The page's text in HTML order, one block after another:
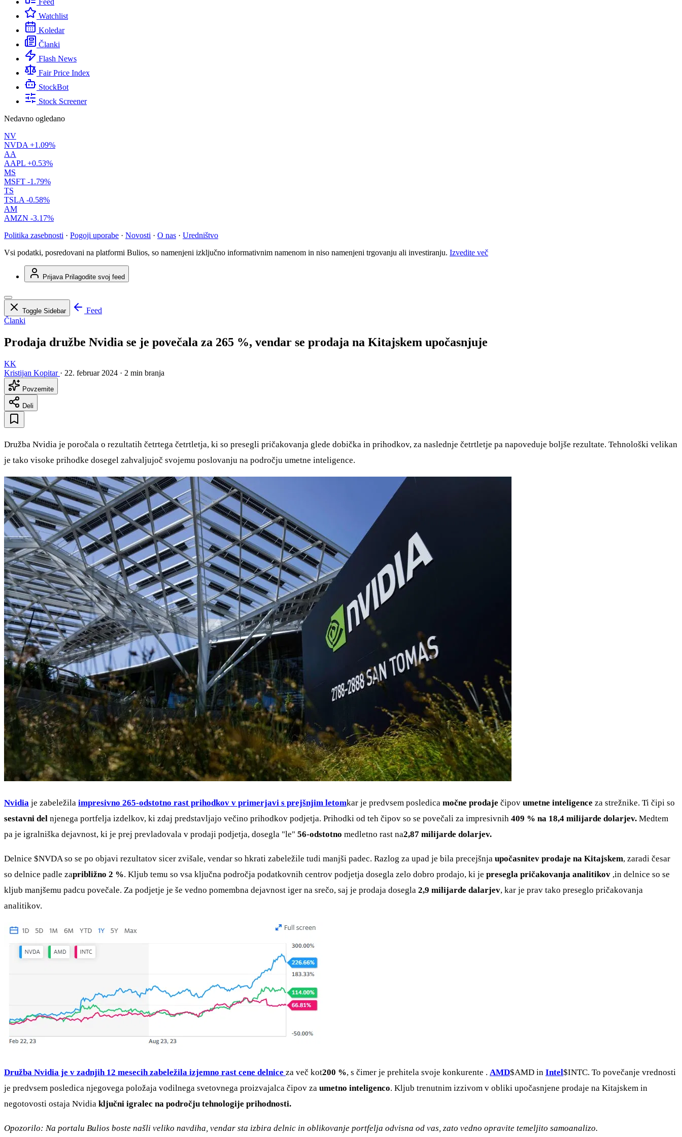
Feed
Watchlist
Koledar
Članki
Flash News
Fair Price Index
StockBot
Stock Screener
Nedavno ogledano
NV
NVDA +1.09%
AA
AAPL +0.53%
MS
MSFT -1.79%
TS
TSLA -0.58%
AM
AMZN -3.17%
Politika zasebnosti · Pogoji uporabe · Novosti · O nas · Uredništvo
Vsi podatki, posredovani na platformi Bulios, so namenjeni izključno informativnim namenom in niso namenjeni trgovanju ali investiranju. Izvedite več
Prijava Prilagodite svoj feed
Toggle Sidebar
Feed
Članki
Prodaja družbe Nvidia se je povečala za 265 %, vendar se prodaja na Kitajskem upočasnjuje
KK
Kristijan Kopitar · 22. februar 2024 · 2 min branja
Povzemite
Deli
Družba Nvidia je poročala o rezultatih četrtega četrtletja, ki so presegli pričakovanja glede dobička in prihodkov, za naslednje četrtletje pa napoveduje boljše rezultate. Tehnološki velikan
je tako visoke prihodke dosegel zahvaljujoč svojemu poslovanju na področju umetne inteligence.
Nvidia je zabeležila impresivno 265-odstotno rast prihodkov v primerjavi s prejšnjim letomkar je predvsem posledica močne prodaje čipov umetne inteligence za strežnike. Ti čipi so
sestavni del njenega portfelja izdelkov, ki zdaj predstavljajo večino prihodkov podjetja. Prihodki od teh čipov so se povečali za impresivnih 409 % na 18,4 milijarde dolarjev. Medtem
pa je igralniška dejavnost, ki je prej prevladovala v prodaji podjetja, dosegla "le" 56-odstotno medletno rast na2,87 milijarde dolarjev.
Delnice $NVDAso se po objavi rezultatov sicer zvišale, vendar so hkrati zabeležile tudi manjši padec. Razlog za upad je bila precejšnja upočasnitev prodaje na Kitajskem, zaradi česar
so delnice padle zapribližno 2 %. Kljub temu so vsa ključna področja podatkovnih centrov podjetja dosegla zelo dobro prodajo, ki je presegla pričakovanja analitikov ,in delnice so se
kljub manjšemu padcu povečale. Za podjetje je še vedno pomembna dejavnost iger na srečo, saj je prodaja dosegla 2,9 milijarde dalarjev, kar je prav tako preseglo pričakovanja
analitikov.
Družba Nvidia je v zadnjih 12 mesecih zabeležila izjemno rast cene delnice za več kot200 %, s čimer je prehitela svoje konkurente . AMD$AMD in Intel$INTC. To povečanje vrednosti
je predvsem posledica njegovega položaja vodilnega svetovnega proizvajalca čipov za umetno inteligenco. Kljub trenutnim izzivom v obliki upočasnjene prodaje na Kitajskem in
negotovosti ostaja Nvidia ključni igralec na področju tehnologije prihodnosti.
Opozorilo: Na portalu Bulios boste našli veliko navdiha, vendar sta izbira delnic in oblikovanje portfelja odvisna od vas, zato vedno opravite temeljito samoanalizo.